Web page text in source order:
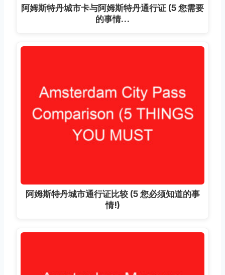
阿姆斯特丹城市卡与阿姆斯特丹通行证 (5 您需要
的事情…
阿姆斯特丹城市通行证比较 (5 您必须知道的事
情!)